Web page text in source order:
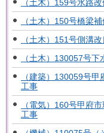
（土木）159号水路
（土木）150号橋梁
（土木）151号側溝
（土木）130057号下
（建築）130059号
工事
（電気）160号甲府
工事